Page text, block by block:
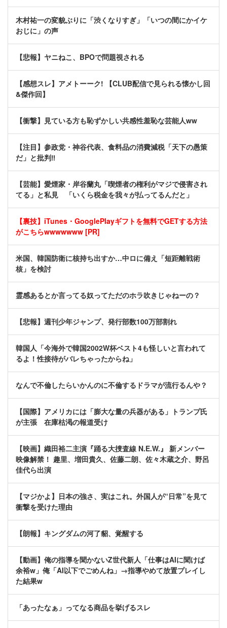
木村祐一の変貌ぶりに「渋くなりすぎ」「いつの間にかイケ
おじに」の声
【悲報】ヤニねこ、BPOで問題視される
【感想スレ】アメトーーク! 【CLUB配信で見られる懐かし回
&傑作回】
【衝撃】見ている方も恥ずかしい共感性羞恥な芸能人ww
【注目】参政党・神谷代表、食料品の消費減税「天下の愚策
だ」と批判‼
【芸能】愛煙家・岸谷蘭丸「喫煙者の権利がマジで侵害され
てる」と私見 「いくら税金を我々が払ってるんだと」
【裏技】iTunes・GooglePlayギフトを無料でGETする方法
がこちらwwwwwww [PR]
米国、韓国防衛に核持ち出すか…中ロに備え「短距離戦術
核」を検討
霊感あるとか言ってる奴ってただのホラ吹きじゃねーの？
【悲報】週刊少年ジャンプ、発行部数100万部割れ
韓国人「今海外で韓国2002W杯ベスト4も怪しいと言われて
るよ！性接待がバレちゃったからね」
なんで不倫したらいかんのに不倫するドラマが流行るんや？
【国際】アメリカには「膨大な量の兵器がある」トランプ氏
が主張 在庫枯渇の報道受け
【映画】織田裕二主演『踊る大捜査線 N.E.W.』 新メンバー
映像解禁！ 趣里、増田貴久、佐藤二朗、佐々木蔵之介、野呂
佳代ら出演
【マジかよ】日本の強さ、実はこれ。外国人が“日常”を見て
衝撃を受けた理由
【朗報】キングダムの河了貂、覚醒する
【動画】俺の指導を聞かないZ世代新人「仕事はAIに聞けば
余裕w」俺「AI以下でごめんね」→指導やめて放置プレイし
た結果w
「あったなぁ」ってなる商品を挙げるスレ